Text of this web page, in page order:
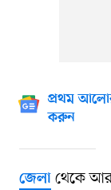
প্রথম
করুন
জেলাথেকে